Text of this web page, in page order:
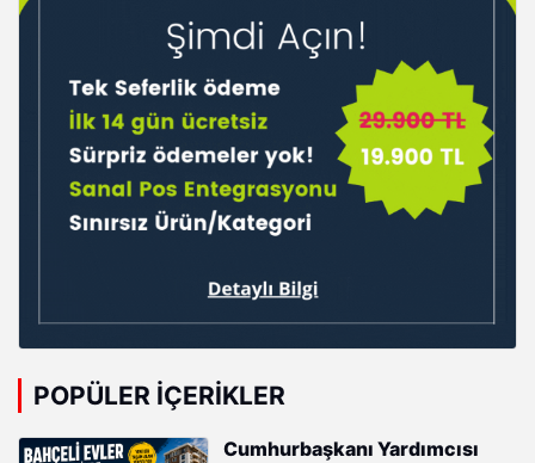
POPÜLER İÇERIKLER
Cumhurbaşkanı Yardımcısı